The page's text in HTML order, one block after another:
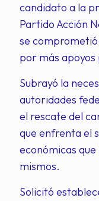
candidato a la
Partido Acción
se comprometió
por más
Subrayó la
autoridades
el rescate del
que enfrenta el
económicas
mismos.
Solicitó